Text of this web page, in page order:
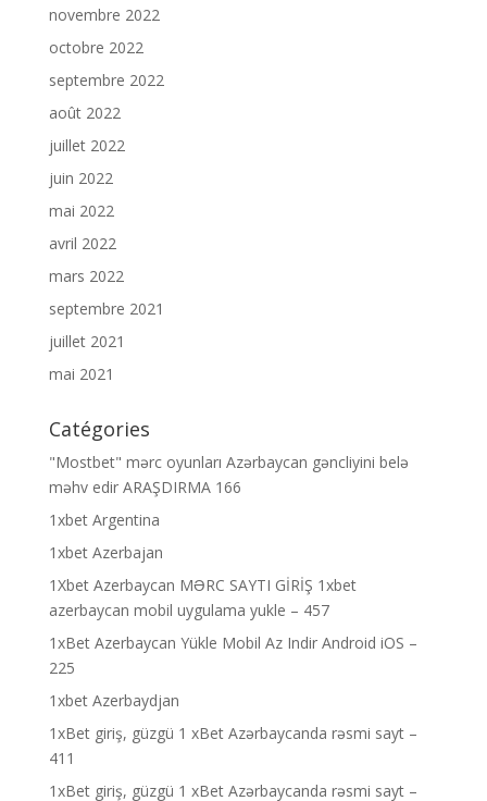
novembre 2022
octobre 2022
septembre 2022
août 2022
juillet 2022
juin 2022
mai 2022
avril 2022
mars 2022
septembre 2021
juillet 2021
mai 2021
Catégories
"Mostbet" mərc oyunları Azərbaycan gəncliyini belə
məhv edir ARAŞDIRMA 166
1xbet Argentina
1xbet Azerbajan
1Xbet Azerbaycan MƏRC SAYTI GİRİŞ 1xbet
azerbaycan mobil uygulama yukle – 457
1xBet Azerbaycan Yükle Mobil Az Indir Android iOS –
225
1xbet Azerbaydjan
1xBet giriş, güzgü 1 xBet Azərbaycanda rəsmi sayt –
411
1xBet giriş, güzgü 1 xBet Azərbaycanda rəsmi sayt –